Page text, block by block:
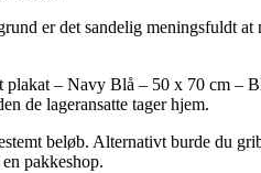
er det sandelig meningsfuldt
– Navy Blå – 50 x 70 cm –
de lageransatte tager hjem.
beløb. Alternativt burde du
pakkeshop.